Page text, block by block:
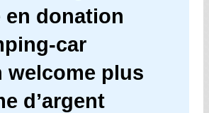
en donation
car
welcome plus
d’argent